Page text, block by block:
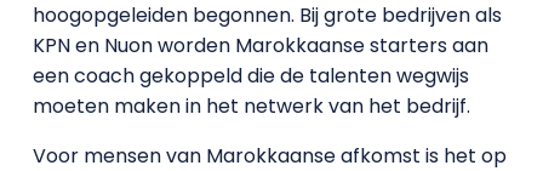
hoogopgeleiden begonnen. Bij grote bedrijven als
KPN en Nuon worden Marokkaanse starters aan
een coach gekoppeld die de talenten wegwijs
moeten maken in het netwerk van het bedrijf.
Voor mensen van Marokkaanse afkomst is het op